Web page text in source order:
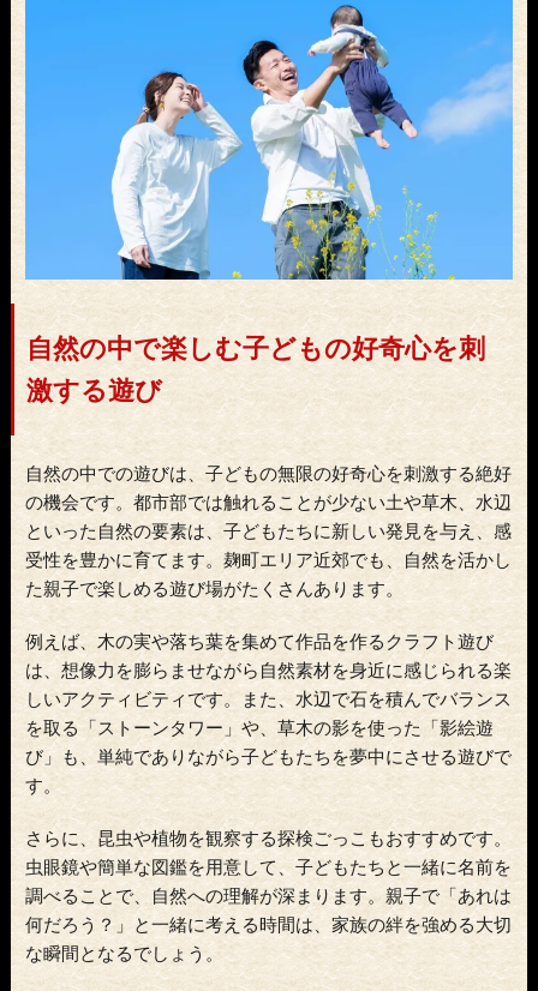
自然の中で楽しむ子どもの好奇心を刺
激する遊び
自然の中での遊びは、子どもの無限の好奇心を刺激する絶好
の機会です。都市部では触れることが少ない土や草木、水辺
といった自然の要素は、子どもたちに新しい発見を与え、感
受性を豊かに育てます。麹町エリア近郊でも、自然を活かし
た親子で楽しめる遊び場がたくさんあります。
例えば、木の実や落ち葉を集めて作品を作るクラフト遊び
は、想像力を膨らませながら自然素材を身近に感じられる楽
しいアクティビティです。また、水辺で石を積んでバランス
を取る「ストーンタワー」や、草木の影を使った「影絵遊
び」も、単純でありながら子どもたちを夢中にさせる遊びで
す。
さらに、昆虫や植物を観察する探検ごっこもおすすめです。
虫眼鏡や簡単な図鑑を用意して、子どもたちと一緒に名前を
調べることで、自然への理解が深まります。親子で「あれは
何だろう？」と一緒に考える時間は、家族の絆を強める大切
な瞬間となるでしょう。